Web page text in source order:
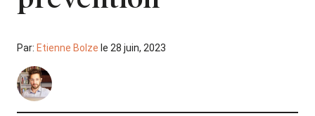
Par: Etienne Bolze le 28 juin, 2023